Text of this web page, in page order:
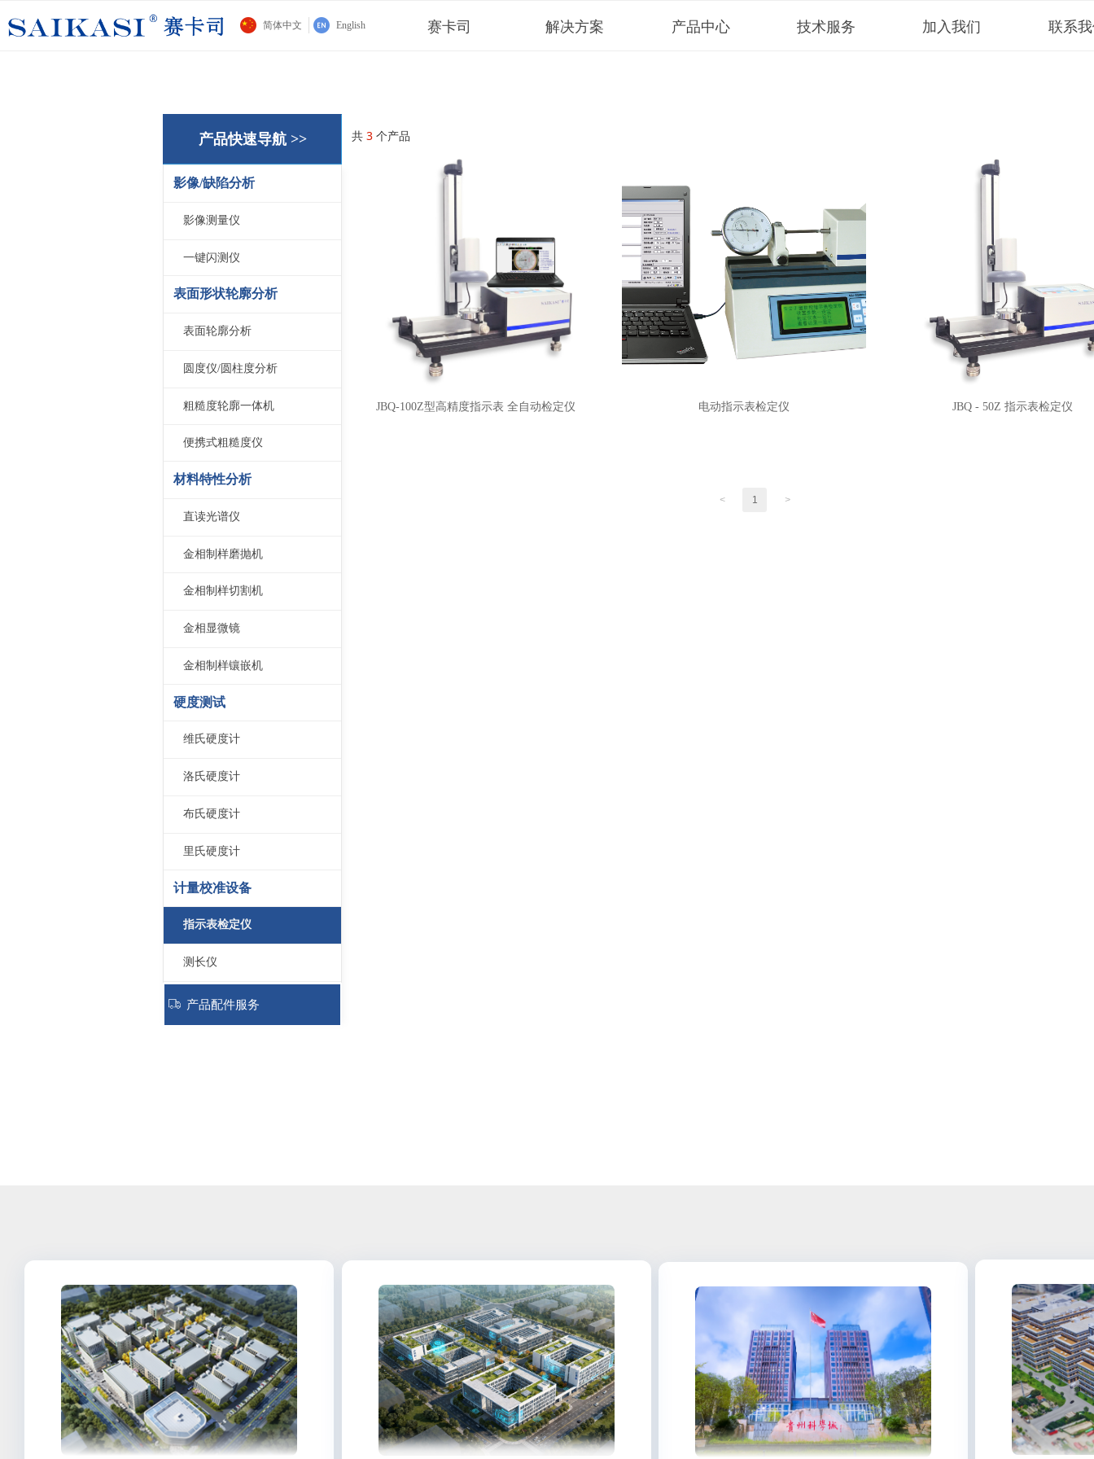
赛卡司 解决方案 产品中心 技术服务 加入我们 联系
简体中文 English
影像/缺陷分析
影像测量仪
一键闪测仪
表面形状轮廓分析
表面轮廓分析
圆度仪/圆柱度分析
粗糙度轮廓一体机
便携式粗糙度仪
材料特性分析
直读光谱仪
金相制样磨抛机
金相制样切割机
金相显微镜
金相制样镶嵌机
硬度测试
维氏硬度计
洛氏硬度计
布氏硬度计
里氏硬度计
计量校准设备
指示表检定仪
测长仪
量块比较测量仪
产品快速导航 >> 共 3 个产品
JBQ-100Z型高精度指示表 全自动检定仪 电动指示表检定仪 JBQ - 50Z 指示表检定仪
< 1 >
ꄉ 产品配件服务